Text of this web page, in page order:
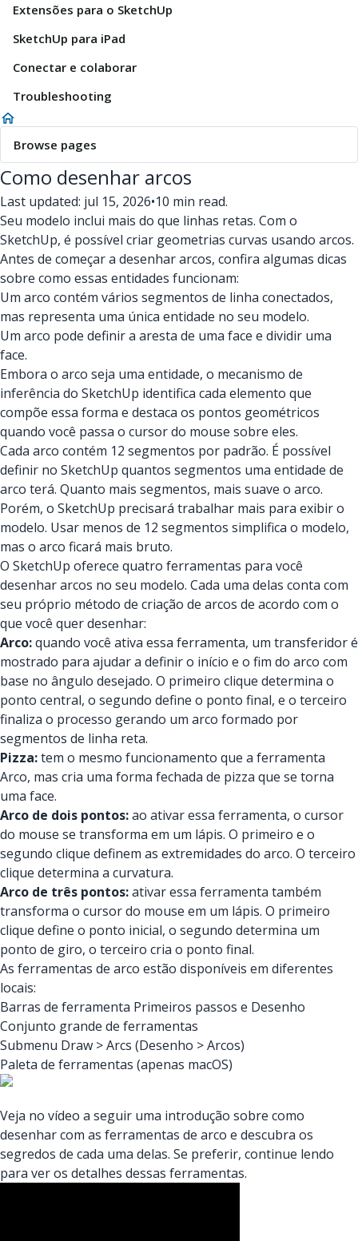
Extensões para o SketchUp
SketchUp para iPad
Conectar e colaborar
Troubleshooting
Browse pages
Como desenhar arcos
Last updated: jul 15, 2026•10 min read.
Seu modelo inclui mais do que linhas retas. Com o
SketchUp, é possível criar geometrias curvas usando arcos.
Antes de começar a desenhar arcos, confira algumas dicas
sobre como essas entidades funcionam:
Um arco contém vários segmentos de linha conectados,
mas representa uma única entidade no seu modelo.
Um arco pode definir a aresta de uma face e dividir uma
face.
Embora o arco seja uma entidade, o mecanismo de
inferência do SketchUp identifica cada elemento que
compõe essa forma e destaca os pontos geométricos
quando você passa o cursor do mouse sobre eles.
Cada arco contém 12 segmentos por padrão. É possível
definir no SketchUp quantos segmentos uma entidade de
arco terá. Quanto mais segmentos, mais suave o arco.
Porém, o SketchUp precisará trabalhar mais para exibir o
modelo. Usar menos de 12 segmentos simplifica o modelo,
mas o arco ficará mais bruto.
O SketchUp oferece quatro ferramentas para você
desenhar arcos no seu modelo. Cada uma delas conta com
seu próprio método de criação de arcos de acordo com o
que você quer desenhar:
Arco:quando você ativa essa ferramenta, um transferidor é
mostrado para ajudar a definir o início e o fim do arco com
base no ângulo desejado. O primeiro clique determina o
ponto central, o segundo define o ponto final, e o terceiro
finaliza o processo gerando um arco formado por
segmentos de linha reta.
Pizza:tem o mesmo funcionamento que a ferramenta
Arco, mas cria uma forma fechada de pizza que se torna
uma face.
Arco de dois pontos:ao ativar essa ferramenta, o cursor
do mouse se transforma em um lápis. O primeiro e o
segundo clique definem as extremidades do arco. O terceiro
clique determina a curvatura.
Arco de três pontos:ativar essa ferramenta também
transforma o cursor do mouse em um lápis. O primeiro
clique define o ponto inicial, o segundo determina um
ponto de giro, o terceiro cria o ponto final.
As ferramentas de arco estão disponíveis em diferentes
locais:
Barras de ferramenta Primeiros passos e Desenho
Conjunto grande de ferramentas
Submenu Draw > Arcs (Desenho > Arcos)
Paleta de ferramentas (apenas macOS)
Veja no vídeo a seguir uma introdução sobre como
desenhar com as ferramentas de arco e descubra os
segredos de cada uma delas. Se preferir, continue lendo
para ver os detalhes dessas ferramentas.